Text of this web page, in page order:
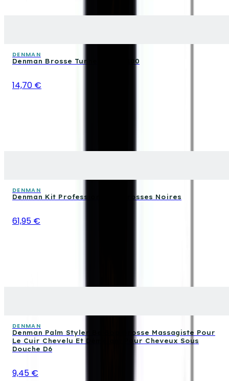
DENMAN
Denman Brosse Tunnel Vent D100
14,70 €
DENMAN
Denman Kit Professionnel 4 Brosses Noires
61,95 €
DENMAN
Denman Palm Styler Be Bop Brosse Massagiste Pour
Le Cuir Chevelu Et Démêlant Pour Cheveux Sous
Douche D6
9,45 €